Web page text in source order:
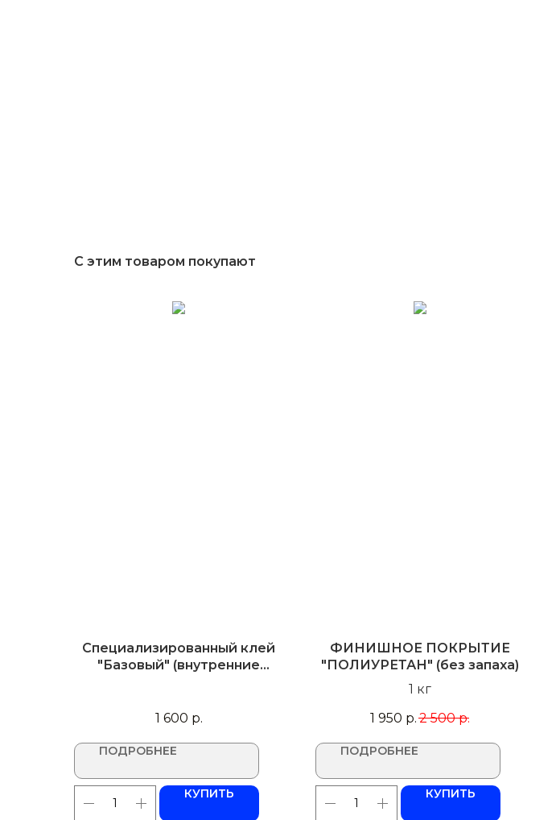
С этим товаром покупают
Специализированный клей
"Базовый" (внутренние
1 600 р.
ПОДРОБНЕЕ
КУПИТЬ
ФИНИШНОЕ ПОКРЫТИЕ
"ПОЛИУРЕТАН" (без запаха)
1 кг
1 950 р. 2 500 р.
ПОДРОБНЕЕ
КУПИТЬ